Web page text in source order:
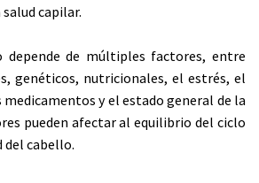
capilar.
depende de múltiples factores, entre
genéticos, nutricionales, el estrés, el
y el estado general de la
pueden afectar al equilibrio del ciclo
del cabello.